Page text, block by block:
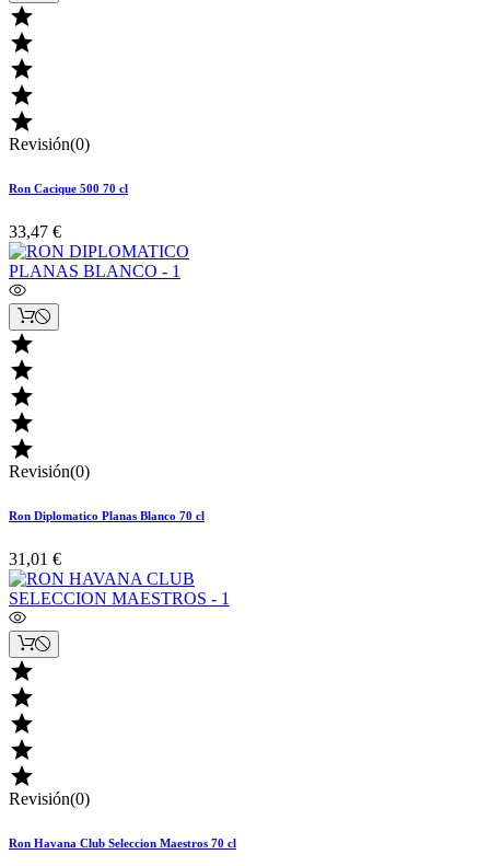





Revisión(0)
Ron Cacique 500 70 cl
33,47 €





Revisión(0)
Ron Diplomatico Planas Blanco 70 cl
31,01 €





Revisión(0)
Ron Havana Club Seleccion Maestros 70 cl